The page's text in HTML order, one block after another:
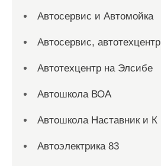
Автосервис и Автомойка
Автосервис, автотехцентр
Автотехцентр на Элсибе
Автошкола ВОА
Автошкола Наставник и К
Автоэлектрика 83